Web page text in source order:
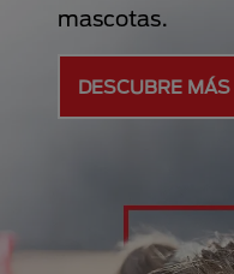
mascotas.
DESCUBRE MÁS